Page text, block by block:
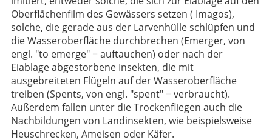
Oberflächenfilm des Gewässers setzen ( Imagos),
solche, die gerade aus der Larvenhülle schlüpfen und
die Wasseroberfläche durchbrechen (Emerger, von
engl. "to emerge" = auftauchen) oder nach der
Eiablage abgestorbene Insekten, die mit
ausgebreiteten Flügeln auf der Wasseroberfläche
treiben (Spents, von engl. "spent" = verbraucht).
Außerdem fallen unter die Trockenfliegen auch die
Nachbildungen von Landinsekten, wie beispielsweise
Heuschrecken, Ameisen oder Käfer.